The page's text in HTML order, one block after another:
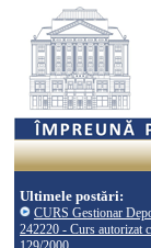
Ultimele postări:
CURS Gestionar
242220 - Curs autorizat